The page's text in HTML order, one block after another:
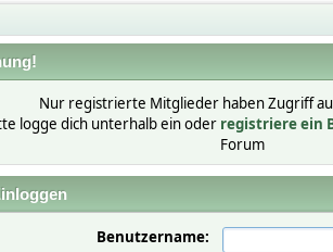
Nur registrierte Mitglieder haben Zugriff
logge dich unterhalb ein oder registriere ein
Forum
Benutzername: